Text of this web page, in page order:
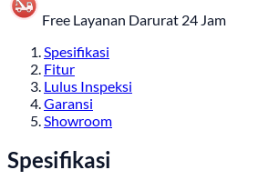
Free Layanan Darurat 24 Jam
Spesifikasi
Fitur
Lulus Inspeksi
Garansi
Showroom
Spesifikasi